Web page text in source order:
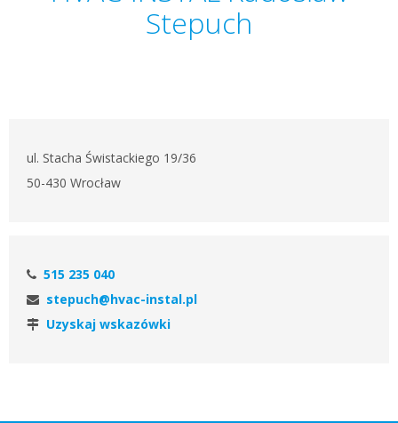
Stepuch
ul. Stacha Świstackiego 19/36
50-430 Wrocław
515 235 040
stepuch@hvac-instal.pl
Uzyskaj wskazówki